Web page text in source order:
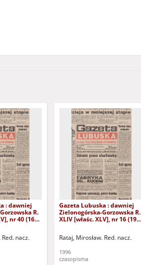
: dawniej
R.
nr 40 (16
Red. nacz.
Gazeta Lubuska : dawniej
Zielonogórska-Gorzowska R.
XLIV [właśc. XLV], nr 16 (19
Rataj, Mirosław. Red. nacz.
1996
czasopisma